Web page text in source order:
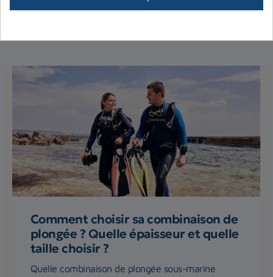
Comment choisir sa combinaison de
plongée ? Quelle épaisseur et quelle
taille choisir ?
Quelle combinaison de plongée sous-marine